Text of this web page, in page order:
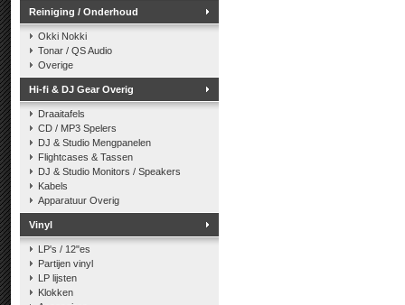
Reiniging / Onderhoud
Okki Nokki
Tonar / QS Audio
Overige
Hi-fi & DJ Gear Overig
Draaitafels
CD / MP3 Spelers
DJ & Studio Mengpanelen
Flightcases & Tassen
DJ & Studio Monitors / Speakers
Kabels
Apparatuur Overig
Vinyl
LP's / 12"es
Partijen vinyl
LP lijsten
Klokken